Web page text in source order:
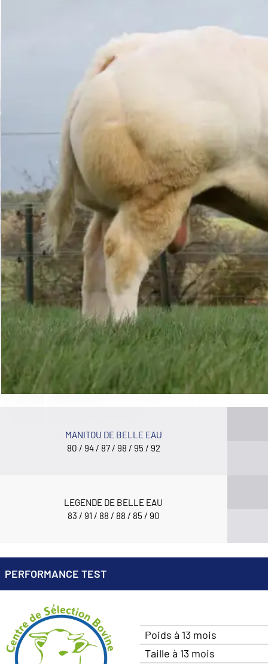
MANITOU DE BELLE EAU
80 / 94 / 87 / 98 / 95 / 92
LEGENDE DE BELLE EAU
83 / 91 / 88 / 88 / 85 / 90
PERFORMANCE TEST
Poids à 13 mois
Taille à 13 mois